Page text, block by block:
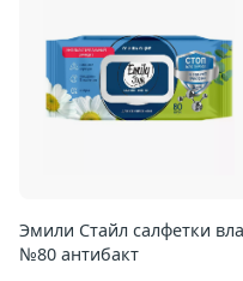
Эмили Стайл салфетки
№80 антибакт